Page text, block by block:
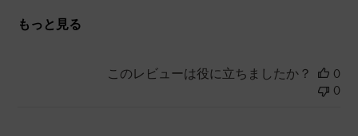
もっと見る
このレビューは役に立ちましたか？
0
0